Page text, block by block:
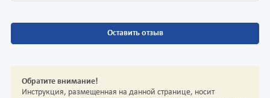
Оставить отзыв
Обратите внимание!
Инструкция, размещенная на данной странице, носит